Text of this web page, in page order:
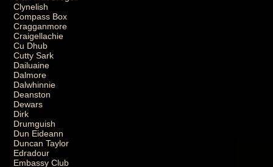
Clynelish
Compass Box
Cragganmore
Craigellachie
Cu Dhub
Cutty Sark
Dailuaine
Dalmore
Dalwhinnie
Deanston
Dewars
Dirk
Drumguish
Dun Eideann
Duncan Taylor
Edradour
Embassy Club